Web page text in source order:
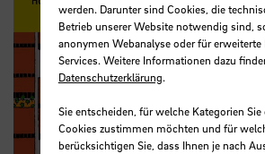
werden. Darunter sind Cookies, die
Betrieb unserer Website notwendig sind,
anonymen Webanalyse oder für
Services. Weitere Informationen dazu
Datenschutzerklärung.
Sie entscheiden, für welche Kategorien Sie
Cookies zustimmen möchten und für
berücksichtigen Sie, dass Ihnen je nach